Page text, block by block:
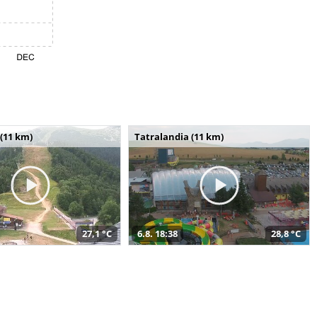
km)
27,1 °C
Tatralandia (11 km)
6.8. 18:38 28,8 °C